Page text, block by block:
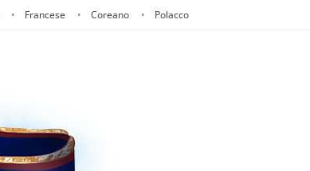
Francese Coreano Polacco